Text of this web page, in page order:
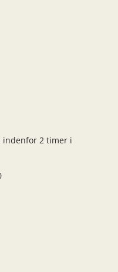
indenfor 2 timer i